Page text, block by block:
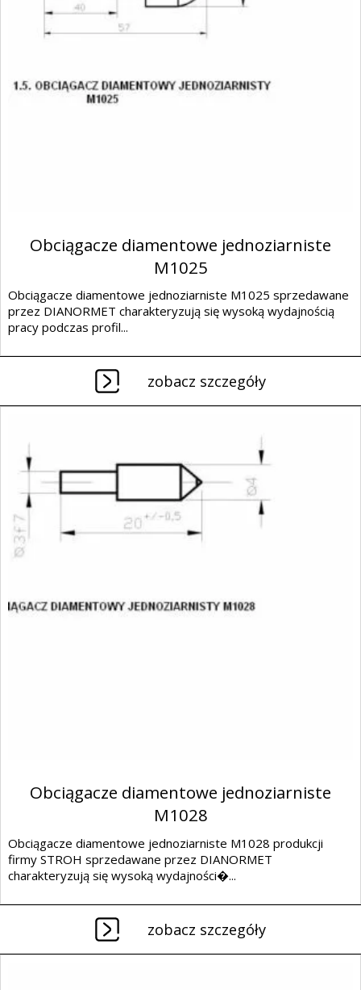
Obciągacze diamentowe jednoziarniste
M1025
Obciągacze diamentowe jednoziarniste M1025 sprzedawane
przez DIANORMET charakteryzują się wysoką wydajnością
pracy podczas profil...
zobacz szczegóły
Obciągacze diamentowe jednoziarniste
M1028
Obciągacze diamentowe jednoziarniste M1028 produkcji
firmy STROH sprzedawane przez DIANORMET
charakteryzują się wysoką wydajności�...
zobacz szczegóły